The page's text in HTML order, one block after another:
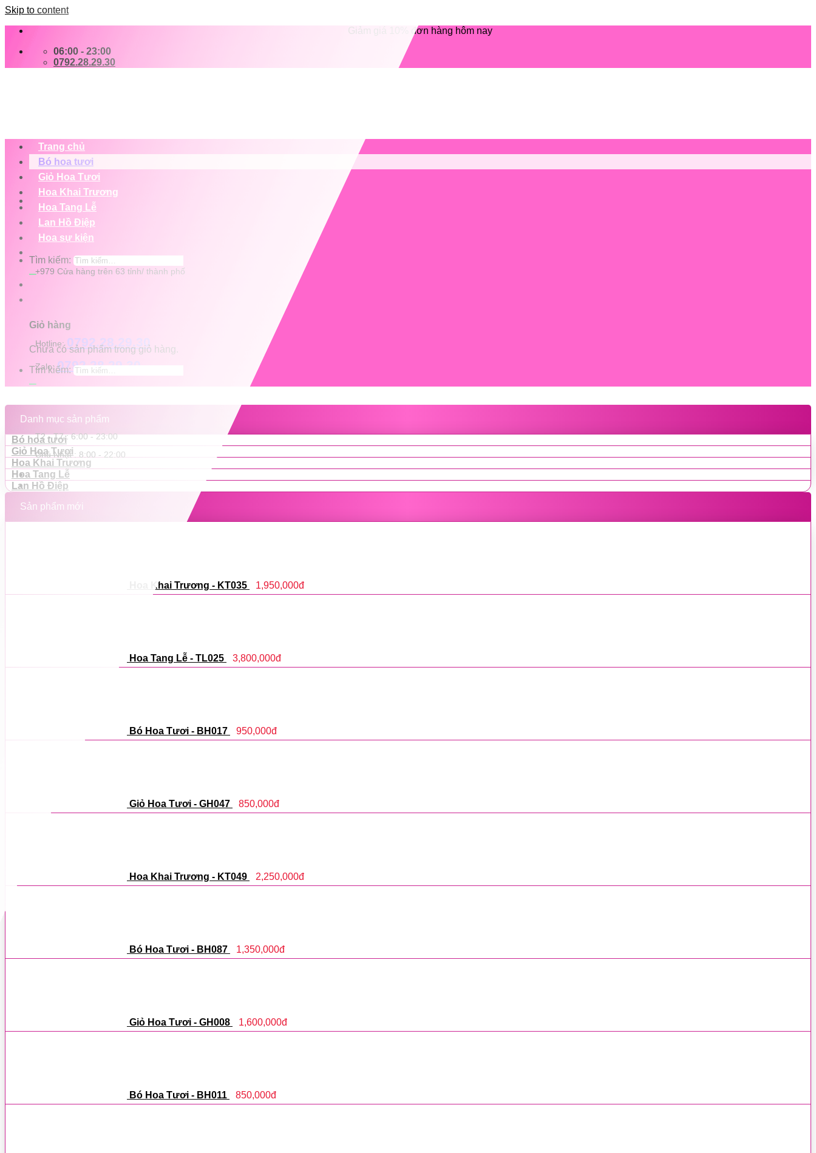
Skip to content
Giảm giá 10% đơn hàng hôm nay
06:00 - 23:00
0792.28.29.30
+979 Cửa hàng trên 63 tỉnh/ thành phố
Hotline:0792.28.29.30
Zalo:0792.28.29.30
T2 - T7 : 6:00 - 23:00
Chủ Nhật : 8:00 - 22:00
Trang chủ
Bó hoa tươi
Giỏ Hoa Tươi
Hoa Khai Trương
Hoa Tang Lễ
Lan Hồ Điệp
Hoa sự kiện
Tìm kiếm:
Giỏ hàng
Chưa có sản phẩm trong giỏ hàng.
Tìm kiếm:
Danh mục sản phẩm
Bó hoa tươi
Giỏ Hoa Tươi
Hoa Khai Trương
Hoa Tang Lễ
Lan Hồ Điệp
Sản phẩm mới
Hoa Khai Trương - KT035 1,950,000đ
Hoa Tang Lễ - TL025 3,800,000đ
Bó Hoa Tươi - BH017 950,000đ
Giỏ Hoa Tươi - GH047 850,000đ
Hoa Khai Trương - KT049 2,250,000đ
Bó Hoa Tươi - BH087 1,350,000đ
Giỏ Hoa Tươi - GH008 1,600,000đ
Bó Hoa Tươi - BH011 850,000đ